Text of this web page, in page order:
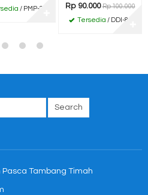
/ PMP-27 Rp 90.000 Rp 100.000
Tersedia / DDI-84
Tambang Timah